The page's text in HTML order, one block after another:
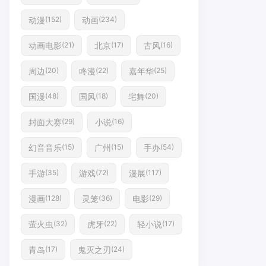
动漫(152) 动画(234)
动画电影(21) 北京(17) 古风(16)
周边 (20) 咚漫(22) 嘉年华(25)
国漫(48) 国风(18) 宅舞(20)
封面大赛(29) 小说(16)
幻音音乐(15) 广州 (15) 手办(54)
手游(35) 游戏(72) 漫展(117)
漫画(128) 灵笼(36) 电影(29)
萤火虫 (32) 虎牙(22) 轻小说(17)
青岛(17) 鬼灭之刃(24)